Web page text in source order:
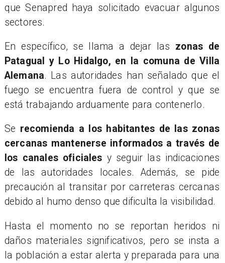
que Senapred haya solicitado evacuar algunos
sectores.
En específico, se llama a dejar las zonas de
Patagual y Lo Hidalgo, en la comuna de Villa
Alemana. Las autoridades han señalado que el
fuego se encuentra fuera de control y que se
está trabajando arduamente para contenerlo.
Se recomienda a los habitantes de las zonas
cercanas mantenerse informados a través de
los canales oficiales y seguir las indicaciones
de las autoridades locales. Además, se pide
precaución al transitar por carreteras cercanas
debido al humo denso que dificulta la visibilidad.
Hasta el momento no se reportan heridos ni
daños materiales significativos, pero se insta a
la población a estar alerta y preparada para una